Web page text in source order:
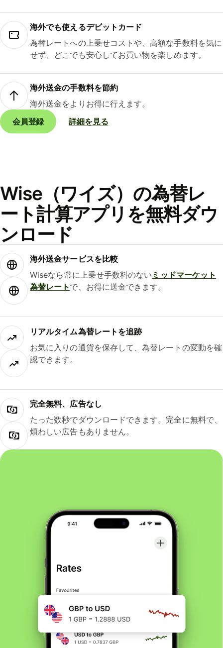
海外でも使えるデビットカード
為替レートへの上乗せコストや、高額な手数料を気に
せず、どこでも安心してお買い物を楽しめます。
海外送金の手数料を節約
海外送金をよりお得に行えます。
会員登録
詳細を見る
Wise（ワイズ）の為替レ
ート計算アプリを無料ダウ
ンロード
海外送金サービスを比較
Wiseなら常に上乗せ手数料のない ミッドマーケット
為替レート で、お得に送金できます。
リアルタイム為替レートを追跡
お気に入りの通貨を保存して、為替レートの変動を確
認できます。
完全無料、広告なし
たった数秒でダウンロードできます。完全に無料で、
煩わしい広告もありません。